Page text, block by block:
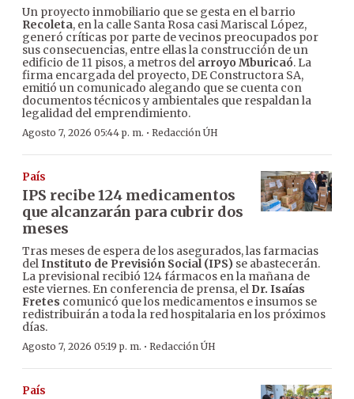
Un proyecto inmobiliario que se gesta en el barrio
Recoleta, en la calle Santa Rosa casi Mariscal López,
generó críticas por parte de vecinos preocupados por
sus consecuencias, entre ellas la construcción de un
edificio de 11 pisos, a metros del arroyo Mburicaó. La
firma encargada del proyecto, DE Constructora SA,
emitió un comunicado alegando que se cuenta con
documentos técnicos y ambientales que respaldan la
legalidad del emprendimiento.
Agosto 7, 2026 05:44 p. m. · Redacción ÚH
País
IPS recibe 124 medicamentos
que alcanzarán para cubrir dos
meses
Tras meses de espera de los asegurados, las farmacias
delInstituto de Previsión Social (IPS) se abastecerán.
La previsional recibió 124 fármacos en la mañana de
este viernes. En conferencia de prensa, el Dr. Isaías
Fretes comunicó que los medicamentos e insumos se
redistribuirán a toda la red hospitalaria en los próximos
días.
Agosto 7, 2026 05:19 p. m. · Redacción ÚH
País